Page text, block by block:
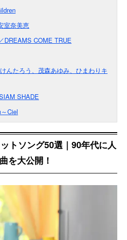
室奈美恵
DREAMS COME TRUE
んたろう、茂森あゆみ、ひまわりキ
SHADE
Ciel
トソング50選｜90年代に人
を大公開！